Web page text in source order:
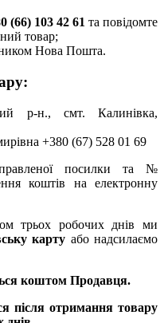
(66) 103 42 61 та повідомте
товар;
Нова Пошта.
р-н., смт. Калинівка,
+380 (67) 528 01 69
посилки та №
коштів на електронну
трьох робочих днів ми
карту або надсилаємо
коштом Продавця.
після отримання товару